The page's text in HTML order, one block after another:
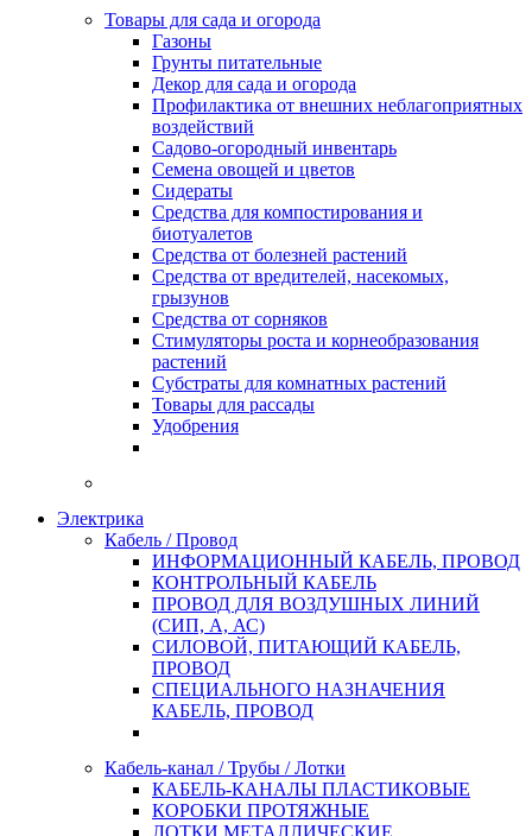
Товары для сада и огорода
Газоны
Грунты питательные
Декор для сада и огорода
Профилактика от внешних неблагоприятных
воздействий
Садово-огородный инвентарь
Семена овощей и цветов
Сидераты
Средства для компостирования и
биотуалетов
Средства от болезней растений
Средства от вредителей, насекомых,
грызунов
Средства от сорняков
Стимуляторы роста и корнеобразования
растений
Субстраты для комнатных растений
Товары для рассады
Удобрения
Электрика
Кабель / Провод
ИНФОРМАЦИОННЫЙ КАБЕЛЬ, ПРОВОД
КОНТРОЛЬНЫЙ КАБЕЛЬ
ПРОВОД ДЛЯ ВОЗДУШНЫХ ЛИНИЙ
(СИП, А, АС)
СИЛОВОЙ, ПИТАЮЩИЙ КАБЕЛЬ,
ПРОВОД
СПЕЦИАЛЬНОГО НАЗНАЧЕНИЯ
КАБЕЛЬ, ПРОВОД
Кабель-канал / Трубы / Лотки
КАБЕЛЬ-КАНАЛЫ ПЛАСТИКОВЫЕ
КОРОБКИ ПРОТЯЖНЫЕ
ЛОТКИ МЕТАЛЛИЧЕСКИЕ